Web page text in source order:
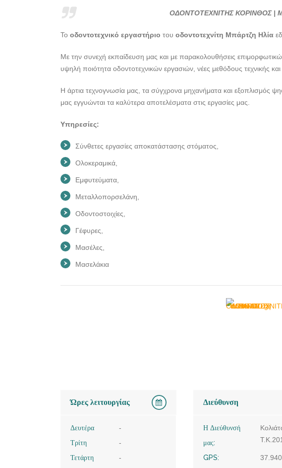
ΟΔΟΝΤΟΤΕΧΝΙΤΗΣ ΚΟΡΙΝΘΟΣ |
Το οδοντοτεχνικό εργαστήριο του οδοντοτεχνίτη Μπάρτζη Ηλία
Με την συνεχή εκπαίδευση μας και με παρακολουθήσεις
υψηλή ποιότητα οδοντοτεχνικών εργασιών, νέες μεθόδους τεχνικής και
Η άρτια τεχνογνωσία μας, τα σύγχρονα μηχανήματα και εξοπλισμός
μας εγγυώνται τα καλύτερα αποτελέσματα στις εργασίες μας.
Υπηρεσίες:
Σύνθετες εργασίες αποκατάστασης στόματος,
Ολοκεραμικά,
Εμφυτεύματα,
Μεταλλοπορσελάνη,
Οδοντοστοιχίες,
Γέφυρες,
Μασέλες,
Μασελάκια
Ώρες λειτουργίας
Δευτέρα
-
Τρίτη
-
Τετάρτη
-
Διεύθυνση
Η Διεύθυνσή
μας:
GPS: